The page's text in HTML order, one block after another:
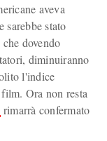
aveva
sarebbe stato
dovendo
diminuiranno
l'indice
Ora non resta
rimarrà confermato